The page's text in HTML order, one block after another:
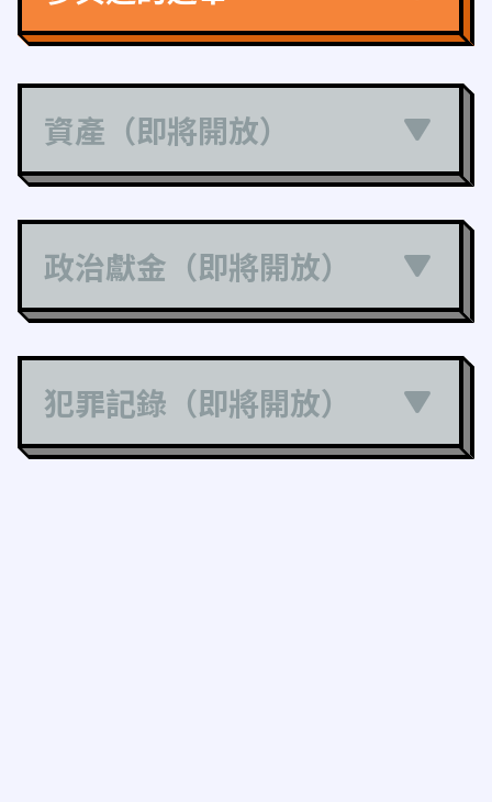
資產（即將開放）
政治獻金（即將開放）
犯罪記錄（即將開放）